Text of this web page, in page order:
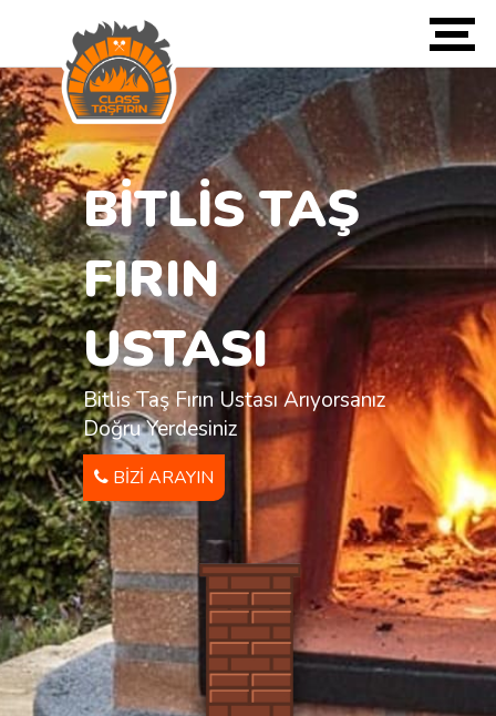
BITLIS TAŞ
FIRIN
USTASI
Bitlis Taş Fırın Ustası Arıyorsanız
Doğru Yerdesiniz
BIZI ARAYIN